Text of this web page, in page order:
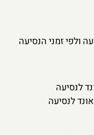
ולפי זמני הנסיעה